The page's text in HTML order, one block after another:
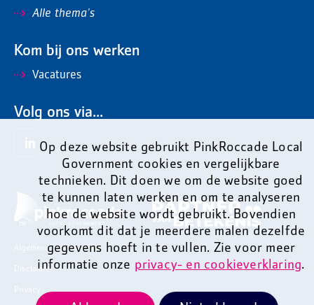
Op deze website gebruikt PinkRoccade Local
Government cookies en vergelijkbare
technieken. Dit doen we om de website goed
te kunnen laten werken en om te analyseren
hoe de website wordt gebruikt. Bovendien
voorkomt dit dat je meerdere malen dezelfde
gegevens hoeft in te vullen. Zie voor meer
informatie onze privacy- en cookieverklaring.
Alle thema's
Kom bij ons werken
Vacatures
Volg ons via...
Algemene voorwaarden
Disclaimer
Privacy